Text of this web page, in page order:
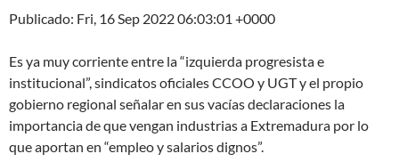
Publicado: Fri, 16 Sep 2022 06:03:01 +0000
Es ya muy corriente entre la “izquierda progresista e
institucional”, sindicatos oficiales CCOO y UGT y el propio
gobierno regional señalar en sus vacías declaraciones la
importancia de que vengan industrias a Extremadura por lo
que aportan en “empleo y salarios dignos”.